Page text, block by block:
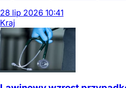
28 lip 2026 10:41
Kraj